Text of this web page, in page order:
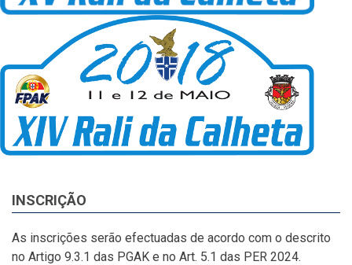
INSCRIÇÃO
As inscrições serão efectuadas de acordo com o descrito
no Artigo 9.3.1 das PGAK e no Art. 5.1 das PER 2024.